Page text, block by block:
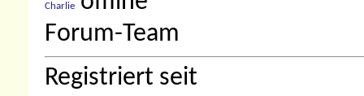
Charlie
Forum-Team
Registriert seit